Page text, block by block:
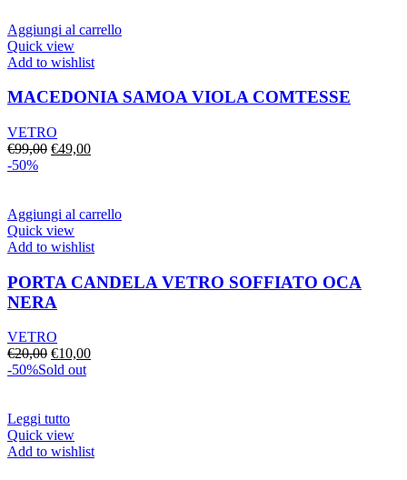
€52,00.€31,00.
Aggiungi al carrello
Quick view
Add to wishlist
MACEDONIA SAMOA VIOLA COMTESSE
VETRO
€99,00 Il
€99,00.
€49,00Il
€49,00.
-50%
Aggiungi al carrello
Quick view
Add to wishlist
PORTA CANDELA VETRO SOFFIATO OCA
NERA
VETRO
€20,00 Il
prezzo
€20,00.
€10,00Il
-50%Sold out
Leggi tutto
Quick view
Add to wishlist